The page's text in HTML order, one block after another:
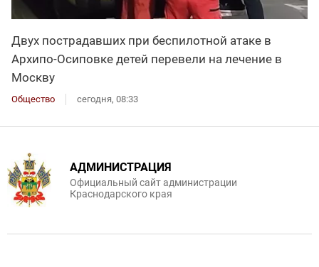
Двух пострадавших при беспилотной атаке в
Архипо-Осиповке детей перевели на лечение в
Москву
Общество сегодня, 08:33
АДМИНИСТРАЦИЯ
Официальный сайт администрации
Краснодарского края